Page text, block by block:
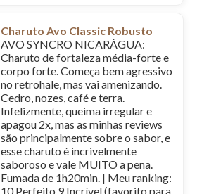
Charuto Avo Classic Robusto
AVO SYNCRO NICARÁGUA:
Charuto de fortaleza média-forte e
corpo forte. Começa bem agressivo
no retrohale, mas vai amenizando.
Cedro, nozes, café e terra.
Infelizmente, queima irregular e
apagou 2x, mas as minhas reviews
são principalmente sobre o sabor, e
esse charuto é incrivelmente
saboroso e vale MUITO a pena.
Fumada de 1h20min. | Meu ranking:
10 Perfeito 9 Incrível (favorito para